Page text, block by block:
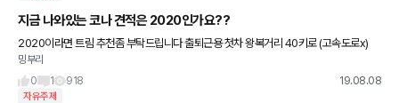
지금 나와있는 코나 견적은 2020인가요??
2020이라면 트림 추천좀 부탁드립니다 출퇴근용 첫차 왕복거리 40키로 (고속도로x)
밍부리
0
1 918 19.08.08
자유주제